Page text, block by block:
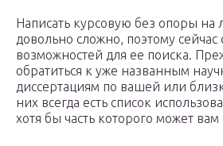
Написать курсовую без опоры на
довольно сложно, поэтому сейчас
возможностей для ее поиска.
обратиться к уже названным
диссертациям по вашей или
них всегда есть список
хотя бы часть которого может вам